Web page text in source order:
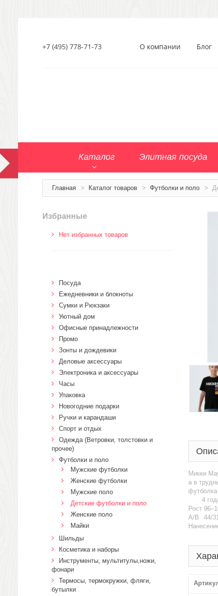
+7 (495) 778-71-73 О компании Блог
Каталог Элитная посуда
Главная > Каталог товаров > Футболки и поло >
Микки
а в
футболка
4
Рост
A/B
44/
Избранные
Нет избранных товаров
Посуда
Ежедневники и блокноты
Сумки и Рюкзаки
Уютный дом
Офисные принадлежности
Промо
Зонты и дождевики
Деловые аксессуары
Электроника и аксессуары
Часы
Упаковка
Новогодние подарки
Ручки и карандаши
Спорт и отдых
Одежда (Ветровки, толстовки и
прочее)
Футболки и поло
Мужские футболки
Женские футболки
Мужские поло
Детские футболки и поло
Женские поло
Майки
Шильды
Косметика и наборы
Инструменты, мультитулы,ножи,
фонари
Термосы, термокружки, фляги,
бутылки